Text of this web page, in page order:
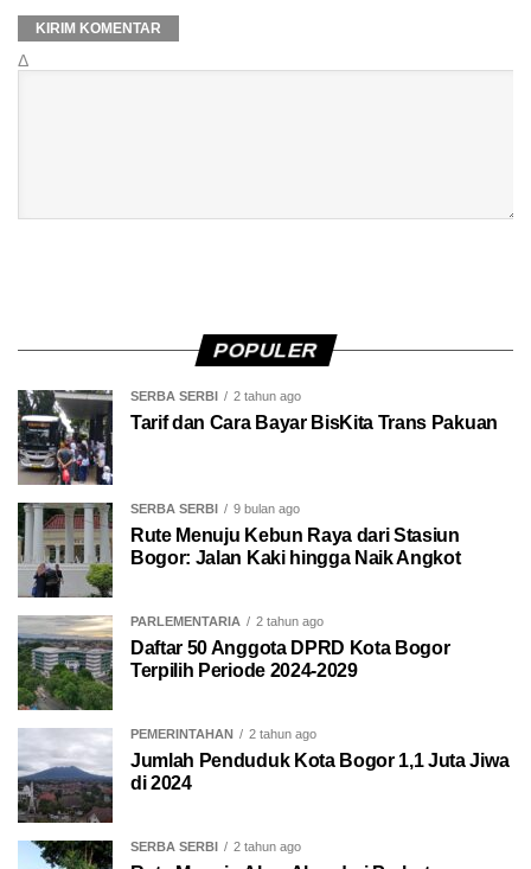
Δ
POPULER
SERBA SERBI 2 tahun ago
Tarif dan Cara Bayar BisKita Trans Pakuan
SERBA SERBI 9 bulan ago
Rute Menuju Kebun Raya dari Stasiun
Bogor: Jalan Kaki hingga Naik Angkot
PARLEMENTARIA 2 tahun ago
Daftar 50 Anggota DPRD Kota Bogor
Terpilih Periode 2024-2029
PEMERINTAHAN 2 tahun ago
Jumlah Penduduk Kota Bogor 1,1 Juta Jiwa
di 2024
SERBA SERBI 2 tahun ago